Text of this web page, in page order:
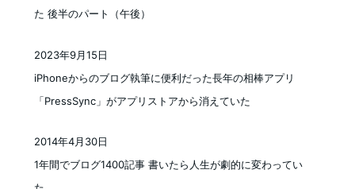
た 後半のパート（午後）
iPhoneからのブログ執筆に便利だった長年の相棒アプリ
「PressSync」がアプリストアから消えていた
2023年9月15日
1年間でブログ1400記事 書いたら人生が劇的に変わってい
2014年4月30日